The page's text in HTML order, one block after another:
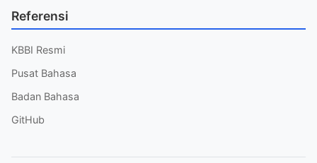
Referensi
KBBI Resmi
Pusat Bahasa
Badan Bahasa
GitHub